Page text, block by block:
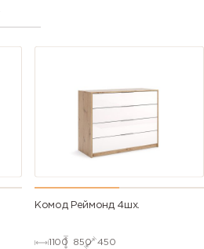
Комод Реймонд 4шх.
1100 850 450